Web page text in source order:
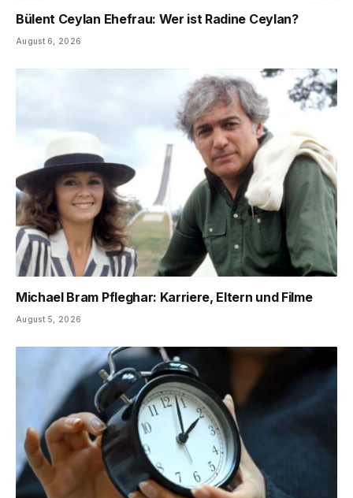
Bülent Ceylan Ehefrau: Wer ist Radine Ceylan?
August 6, 2026
Michael Bram Pfleghar: Karriere, Eltern und Filme
August 5, 2026